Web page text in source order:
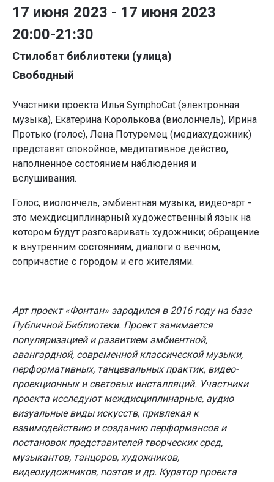
17 июня 2023 - 17 июня 2023
20:00-21:30
Стилобат библиотеки (улица)
Свободный
Участники проекта Илья SymphoCat (электронная
музыка), Екатерина Королькова (виолончель), Ирина
Протько (голос), Лена Потуремец (медиахудожник)
представят спокойное, медитативное действо,
наполненное состоянием наблюдения и
вслушивания.
Голос, виолончель, эмбиентная музыка, видео-арт -
это междисциплинарный художественный язык на
котором будут разговаривать художники; обращение
к внутренним состояниям, диалоги о вечном,
сопричастие с городом и его жителями.
Арт проект «Фонтан» зародился в 2016 году на базе
Публичной Библиотеки. Проект занимается
популяризацией и развитием эмбиентной,
авангардной, современной классической музыки,
перформативных, танцевальных практик, видео-
проекционных и световых инсталляций. Участники
проекта исследуют междисциплинарные, аудио
визуальные виды искусств, привлекая к
взаимодействию и созданию перформансов и
постановок представителей творческих сред,
музыкантов, танцоров, художников,
видеохудожников, поэтов и др. Куратор проекта